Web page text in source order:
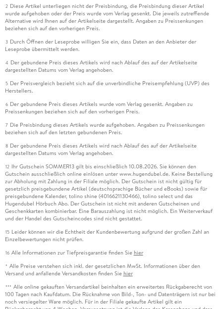
2 Diese Artikel unterliegen nicht der Preisbindung, die Preisbindung dieser Artikel
wurde aufgehoben oder der Preis wurde vom Verlag gesenkt. Die jeweils zutreffende
Alternative wird Ihnen auf der Artikelseite dargestellt. Angaben zu Preissenkungen
beziehen sich auf den vorherigen Preis.
3 Durch Öffnen der Leseprobe willigen Sie ein, dass Daten an den Anbieter der
Leseprobe übermittelt werden.
4 Der gebundene Preis dieses Artikels wird nach Ablauf des auf der Artikelseite
dargestellten Datums vom Verlag angehoben.
5 Der Preisvergleich bezieht sich auf die unverbindliche Preisempfehlung (UVP) des
Herstellers.
6 Der gebundene Preis dieses Artikels wurde vom Verlag gesenkt. Angaben zu
Preissenkungen beziehen sich auf den vorherigen Preis.
7 Die Preisbindung dieses Artikels wurde aufgehoben. Angaben zu Preissenkungen
beziehen sich auf den letzten gebundenen Preis.
8 Der gebundene Preis dieses Artikels wird nach Ablauf des auf der Artikelseite
dargestellten Datums vom Verlag angehoben.
12 Ihr Gutschein SOMMER13 gilt bis einschließlich 10.08.2026. Sie können den
Gutschein ausschließlich online einlösen unter www.hugendubel.de. Keine Bestellung
zur Abholung mit Zahlung in der Filiale möglich. Der Gutschein ist nicht gültig für
gesetzlich preisgebundene Artikel (deutschsprachige Bücher und eBooks) sowie für
preisgebundene Kalender, tolino shine (4016621130466), tolino select und das
Hugendubel Hörbuch Abo. Der Gutschein ist nicht mit anderen Gutscheinen und
Geschenkkarten kombinierbar. Eine Barauszahlung ist nicht möglich. Ein Weiterverkauf
und der Handel des Gutscheincodes sind nicht gestattet.
15 Leider können wir die Echtheit der Kundenbewertung aufgrund der großen Zahl an
Einzelbewertungen nicht prüfen.
16 Alle Informationen zur Tiefpreisgarantie finden Sie hier
* Alle Preise verstehen sich inkl. der gesetzlichen MwSt. Informationen über den
Versand und anfallende Versandkosten finden Sie hier
*** Alle online gekauften Versandartikel beinhalten ein erweitertes Rückgaberecht von
100 Tagen nach Kaufdatum. Die Rücknahme von Bild-, Ton- und Datenträgern ist nur bei
noch versiegelter Ware möglich. Für in der Filiale gekaufte Artikel gilt ein